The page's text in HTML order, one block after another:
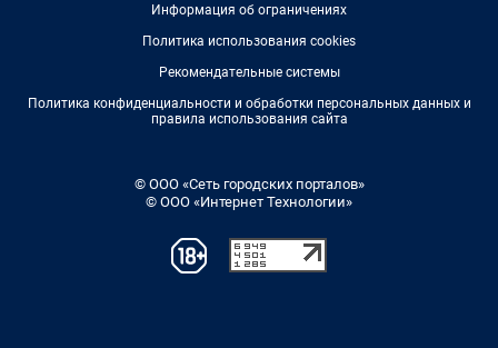
Информация об ограничениях
Политика использования cookies
Рекомендательные системы
Политика конфиденциальности и обработки персональных данных и
правила использования сайта
© ООО «Сеть городских порталов»
© ООО «Интернет Технологии»